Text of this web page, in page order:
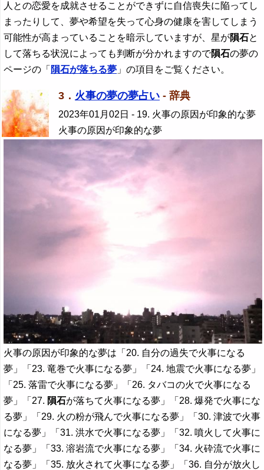
人との恋愛を成就させることができずに自信喪失に陥ってし
まったりして、夢や希望を失って心身の健康を害してしまう
可能性が高まっていることを暗示していますが、星が隕石と
して落ちる状況によっても判断が分かれますので隕石の夢の
ページの「 隕石が落ちる夢 」の項目をご覧ください。
3． 火事の夢の夢占い - 辞典
2023年01月02日 - 19. 火事の原因が印象的な夢
火事の原因が印象的な夢
火事の原因が印象的な夢は「20. 自分の過失で火事になる
夢」「23. 竜巻で火事になる夢」「24. 地震で火事になる夢」
「25. 落雷で火事になる夢」「26. タバコの火で火事になる
夢」「27. 隕石が落ちて火事になる夢」「28. 爆発で火事にな
る夢」「29. 火の粉が飛んで火事になる夢」「30. 津波で火事
になる夢」「31. 洪水で火事になる夢」「32. 噴火して火事に
なる夢」「33. 溶岩流で火事になる夢」「34. 火砕流で火事に
なる夢」「35. 放火されて火事になる夢」「36. 自分が放火し